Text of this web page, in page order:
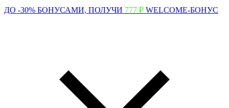
ДО -30% БОНУСАМИ, ПОЛУЧИ 777 ₽ WELCOME-БОНУС